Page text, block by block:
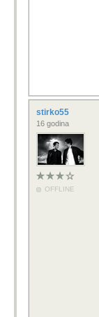
stirko55
16 godina
OFFLINE